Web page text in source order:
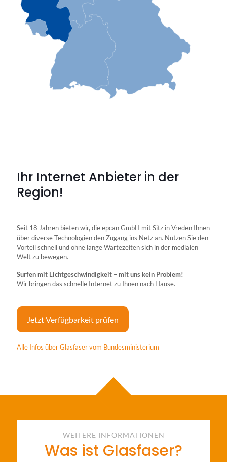
Ihr Internet Anbieter in der
Region!
Seit 18 Jahren bieten wir, die epcan GmbH mit Sitz in Vreden Ihnen
über diverse Technologien den Zugang ins Netz an. Nutzen Sie den
Vorteil schnell und ohne lange Wartezeiten sich in der medialen
Welt zu bewegen.
Surfen mit Lichtgeschwindigkeit – mit uns kein Problem!
Wir bringen das schnelle Internet zu Ihnen nach Hause.
Jetzt Verfügbarkeit prüfen
Alle Infos über Glasfaser vom Bundesministerium
WEITERE INFORMATIONEN
Was ist Glasfaser?